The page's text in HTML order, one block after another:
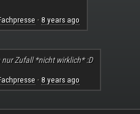
· 8 years ago
Zufall *nicht wirklich* :D
· 8 years ago